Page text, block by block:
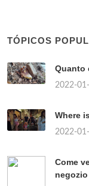
TÓPICOS
Quanto
2022-
Where
2022-
Come